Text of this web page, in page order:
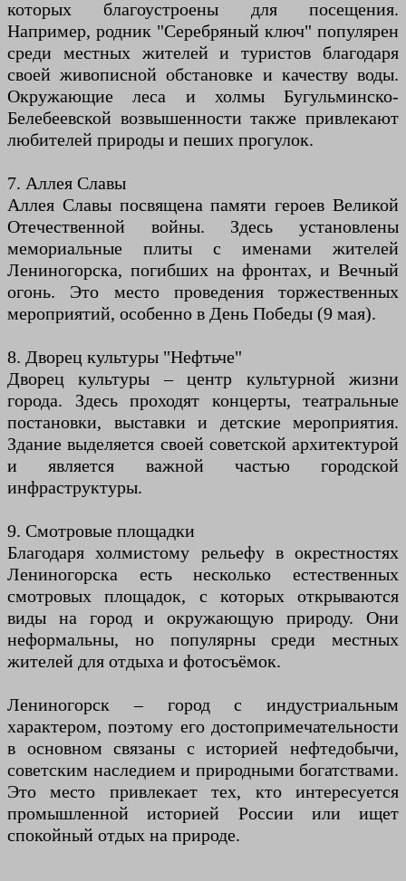
которых благоустроены для посещения.
Например, родник "Серебряный ключ" популярен
среди местных жителей и туристов благодаря
своей живописной обстановке и качеству воды.
Окружающие леса и холмы Бугульминско-
Белебеевской возвышенности также привлекают
любителей природы и пеших прогулок.
7. Аллея Славы
Аллея Славы посвящена памяти героев Великой
Отечественной войны. Здесь установлены
мемориальные плиты с именами жителей
Лениногорска, погибших на фронтах, и Вечный
огонь. Это место проведения торжественных
мероприятий, особенно в День Победы (9 мая).
8. Дворец культуры "Нефтьче"
Дворец культуры – центр культурной жизни
города. Здесь проходят концерты, театральные
постановки, выставки и детские мероприятия.
Здание выделяется своей советской архитектурой
и является важной частью городской
инфраструктуры.
9. Смотровые площадки
Благодаря холмистому рельефу в окрестностях
Лениногорска есть несколько естественных
смотровых площадок, с которых открываются
виды на город и окружающую природу. Они
неформальны, но популярны среди местных
жителей для отдыха и фотосъёмок.
Лениногорск – город с индустриальным
характером, поэтому его достопримечательности
в основном связаны с историей нефтедобычи,
советским наследием и природными богатствами.
Это место привлекает тех, кто интересуется
промышленной историей России или ищет
спокойный отдых на природе.